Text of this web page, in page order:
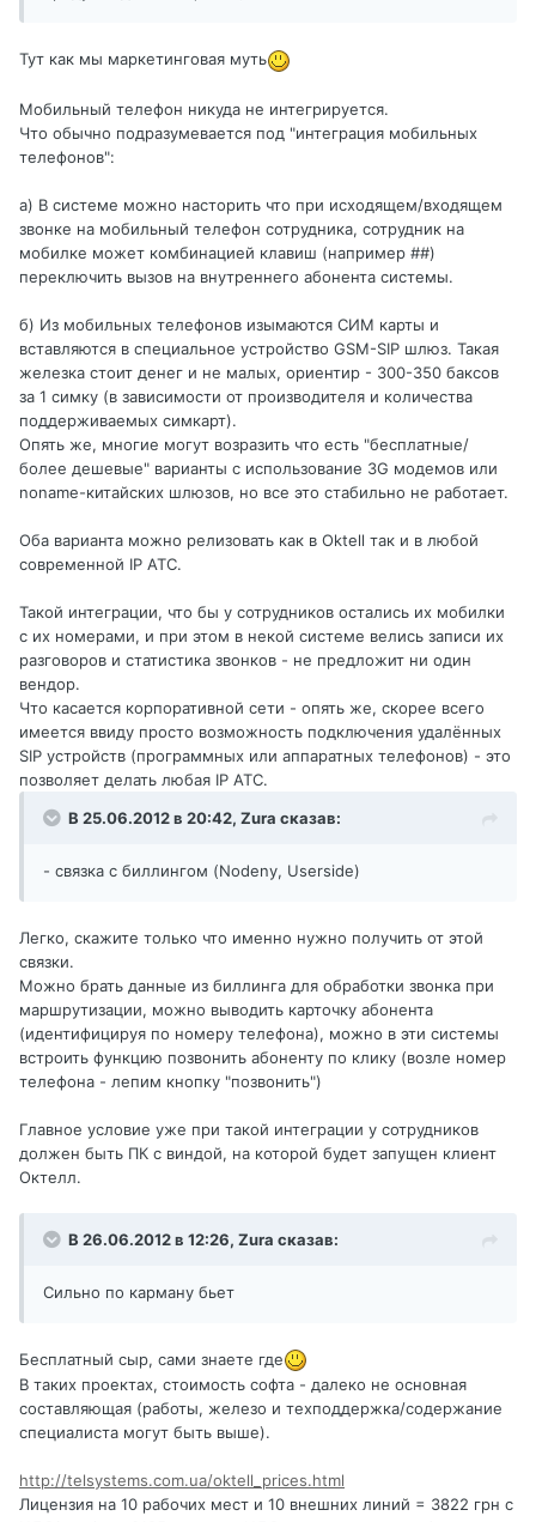
Тут как мы маркетинговая муть
Мобильный телефон никуда не интегрируется.
Что обычно подразумевается под "интеграция мобильных
телефонов":
а) В системе можно насторить что при исходящем/входящем
звонке на мобильный телефон сотрудника, сотрудник на
мобилке может комбинацией клавиш (например ##)
переключить вызов на внутреннего абонента системы.
б) Из мобильных телефонов изымаются СИМ карты и
вставляются в специальное устройство GSM-SIP шлюз. Такая
железка стоит денег и не малых, ориентир - 300-350 баксов
за 1 симку (в зависимости от производителя и количества
поддерживаемых симкарт).
Опять же, многие могут возразить что есть "бесплатные/
более дешевые" варианты с использование 3G модемов или
noname-китайских шлюзов, но все это стабильно не работает.
Оба варианта можно релизовать как в Oktell так и в любой
современной IP АТС.
Такой интеграции, что бы у сотрудников остались их мобилки
с их номерами, и при этом в некой системе велись записи их
разговоров и статистика звонков - не предложит ни один
вендор.
Что касается корпоративной сети - опять же, скорее всего
имеется ввиду просто возможность подключения удалённых
SIP устройств (программных или аппаратных телефонов) - это
позволяет делать любая IP АТС.
В 25.06.2012 в 20:42, Zura сказав:
- связка с биллингом (Nodeny, Userside)
Легко, скажите только что именно нужно получить от этой
связки.
Можно брать данные из биллинга для обработки звонка при
маршрутизации, можно выводить карточку абонента
(идентифицируя по номеру телефона), можно в эти системы
встроить функцию позвонить абоненту по клику (возле номер
телефона - лепим кнопку "позвонить")
Главное условие уже при такой интеграции у сотрудников
должен быть ПК с виндой, на которой будет запущен клиент
Октелл.
В 26.06.2012 в 12:26, Zura сказав:
Сильно по карману бьет
Бесплатный сыр, сами знаете где
В таких проектах, стоимость софта - далеко не основная
составляющая (работы, железо и техподдержка/содержание
специалиста могут быть выше).
http://telsystems.com.ua/oktell_prices.html
Лицензия на 10 рабочих мест и 10 внешних линий = 3822 грн с